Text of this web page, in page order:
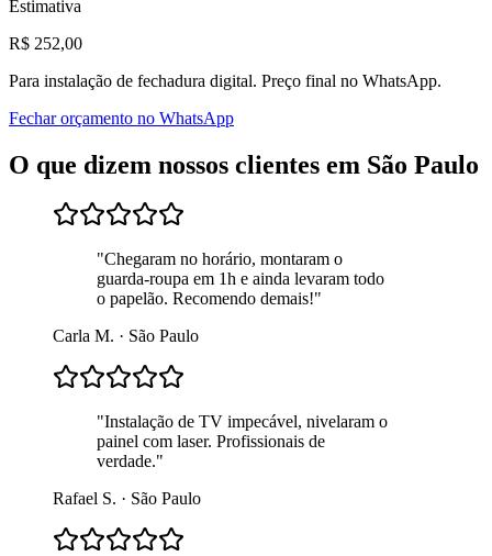
Estimativa
R$ 252,00
Para instalação de fechadura digital. Preço final no WhatsApp.
Fechar orçamento no WhatsApp
O que dizem nossos clientes em São Paulo
"Chegaram no horário, montaram o
guarda-roupa em 1h e ainda levaram todo
o papelão. Recomendo demais!"
Carla M. · São Paulo
"Instalação de TV impecável, nivelaram o
painel com laser. Profissionais de
verdade."
Rafael S. · São Paulo